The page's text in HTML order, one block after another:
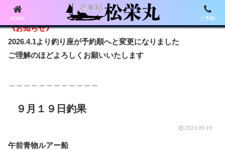
《お知らせ》
2026.4.1より釣り座が予約順へと変更になりました
ご理解のほどよろしくお願いいたします
９月１９日釣果
2023.09.19
午前青物ルアー船
HOME ご予約